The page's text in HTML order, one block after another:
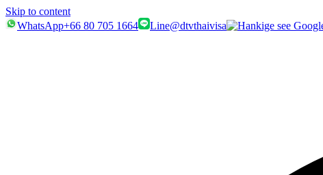
Skip to content
WhatsApp+66 80 705 1664 Line@dtvthaivisa